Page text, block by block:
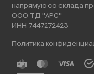
напрямую со склада
ООО ТД "АРС"
ИНН 7447272423
Политика